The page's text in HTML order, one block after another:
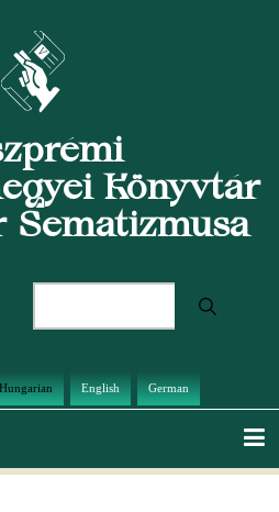
Könyvtár
Sematizmusa
Hungarian English German